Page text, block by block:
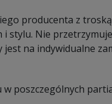
producenta z
i stylu. Nie
jest na indywidualne
poszczególnych